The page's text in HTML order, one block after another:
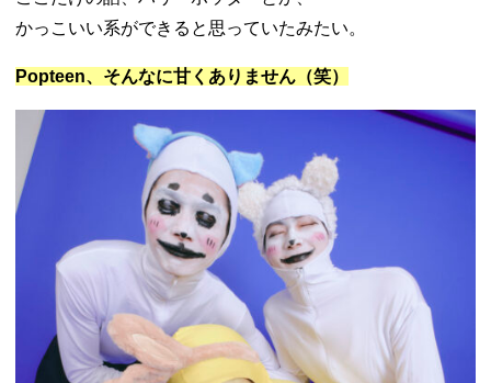
かっこいい系ができると思っていたみたい。
Popteen、そんなに甘くありません（笑）